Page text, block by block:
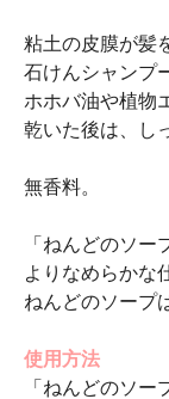
粘土の皮膜が髪
石けんシャンプ
ホホバ油や植物
乾いた後は、し
無香料。
「ねんどのソー
よりなめらかな
ねんどのソープ
使用方法
「ねんどのソー